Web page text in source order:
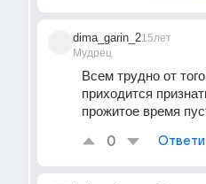
dima_garin_2
Мудрец
15лет
Всем трудно от
приходится
прожитое время
0